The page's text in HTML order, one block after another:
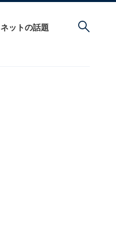
ネットの話題